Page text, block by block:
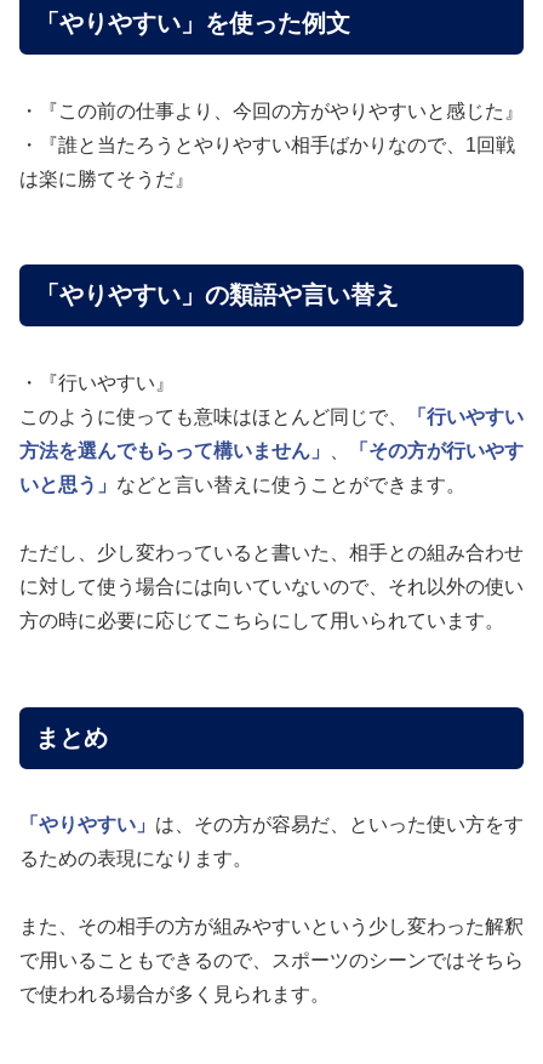
「やりやすい」を使った例文
・『この前の仕事より、今回の方がやりやすいと感じた』
・『誰と当たろうとやりやすい相手ばかりなので、1回戦
は楽に勝てそうだ』
「やりやすい」の類語や言い替え
・『行いやすい』
このように使っても意味はほとんど同じで、
「行いやすい
方法を選んでもらって構いません」
「その方が行いやす
いと思う」 などと言い替えに使うことができます。
ただし、少し変わっていると書いた、相手との組み合わせ
に対して使う場合には向いていないので、それ以外の使い
方の時に必要に応じてこちらにして用いられています。
まとめ
「やりやすい」 は、その方が容易だ、といった使い方をす
るための表現になります。
また、その相手の方が組みやすいという少し変わった解釈
で用いることもできるので、スポーツのシーンではそちら
で使われる場合が多く見られます。